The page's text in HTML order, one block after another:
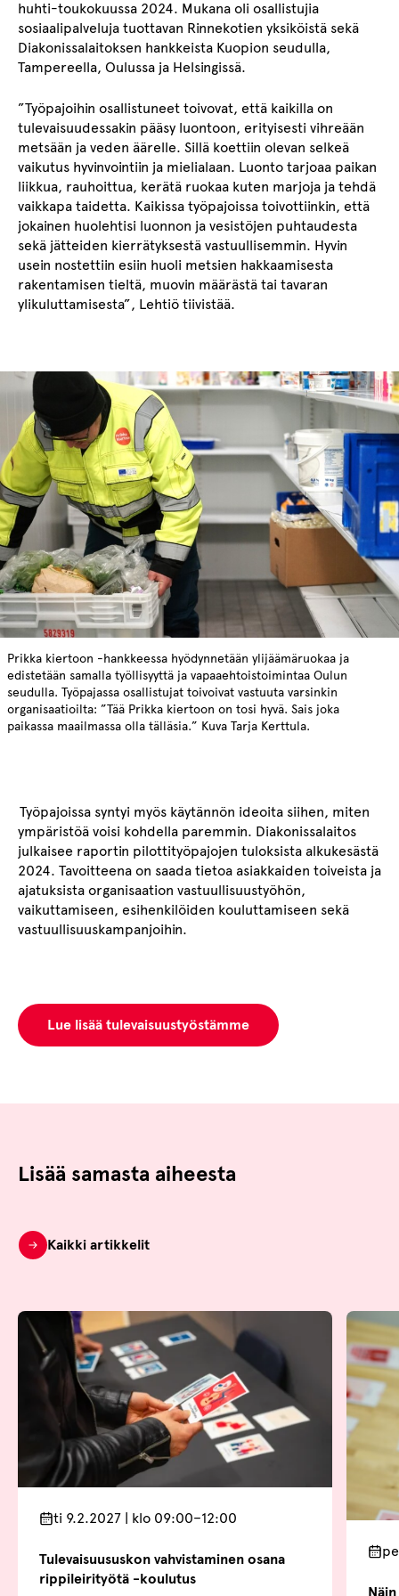
huhti-toukokuussa 2024. Mukana oli osallistujia
sosiaalipalveluja tuottavan Rinnekotien yksiköistä sekä
Diakonissalaitoksen hankkeista Kuopion seudulla,
Tampereella, Oulussa ja Helsingissä.
”Työpajoihin osallistuneet toivovat, että kaikilla on
tulevaisuudessakin pääsy luontoon, erityisesti vihreään
metsään ja veden äärelle. Sillä koettiin olevan selkeä
vaikutus hyvinvointiin ja mielialaan. Luonto tarjoaa paikan
liikkua, rauhoittua, kerätä ruokaa kuten marjoja ja tehdä
vaikkapa taidetta. Kaikissa työpajoissa toivottiinkin, että
jokainen huolehtisi luonnon ja vesistöjen puhtaudesta
sekä jätteiden kierrätyksestä vastuullisemmin. Hyvin
usein nostettiin esiin huoli metsien hakkaamisesta
rakentamisen tieltä, muovin määrästä tai tavaran
ylikuluttamisesta”, Lehtiö tiivistää.
Prikka kiertoon -hankkeessa hyödynnetään ylijäämäruokaa ja
edistetään samalla työllisyyttä ja vapaaehtoistoimintaa Oulun
seudulla. Työpajassa osallistujat toivoivat vastuuta varsinkin
organisaatioilta: ”Tää Prikka kiertoon on tosi hyvä. Sais joka
paikassa maailmassa olla tälläsia.” Kuva Tarja Kerttula.
Työpajoissa syntyi myös käytännön ideoita siihen, miten
ympäristöä voisi kohdella paremmin. Diakonissalaitos
julkaisee raportin pilottityöpajojen tuloksista alkukesästä
2024. Tavoitteena on saada tietoa asiakkaiden toiveista ja
ajatuksista organisaation vastuullisuustyöhön,
vaikuttamiseen, esihenkilöiden kouluttamiseen sekä
vastuullisuuskampanjoihin.
Lue lisää tulevaisuustyöstämme
Lisää samasta aiheesta
Kaikki artikkelit
ti 9.2.2027 | klo 09:00–12:00
Tulevaisuususkon vahvistaminen osana
rippileirityötä -koulutus